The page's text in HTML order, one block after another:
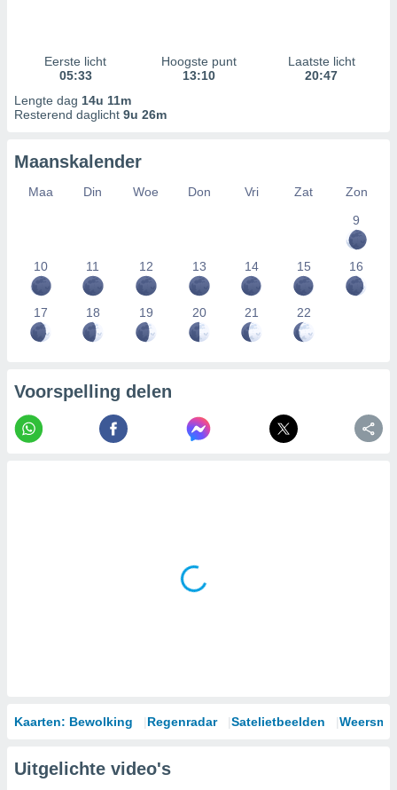
Eerste licht
05:33
Hoogste punt
13:10
Laatste licht
20:47
Lengte dag 14u 11m
Resterend daglicht 9u 26m
Maanskalender
Maa Din Woe Don Vri Zat
Zon
9
10 11 12 13 14 15 16
17 18 19 20 21 22
Voorspelling delen
Kaarten: Bewolking Regenradar Satelietbeelden
Uitgelichte video's